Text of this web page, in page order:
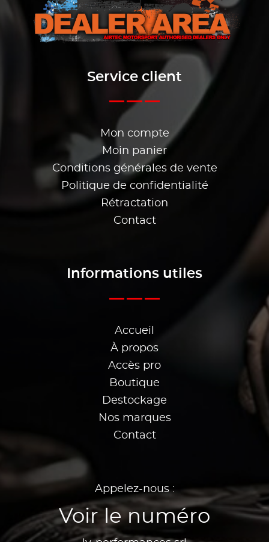
Service client
Mon compte
Moin panier
Conditions générales de vente
Politique de confidentialité
Rétractation
Contact
Informations utiles
Accueil
À propos
Accès pro
Boutique
Destockage
Nos marques
Contact
Appelez-nous :
Voir le numéro